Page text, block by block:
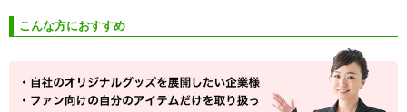
こんな方におすすめ